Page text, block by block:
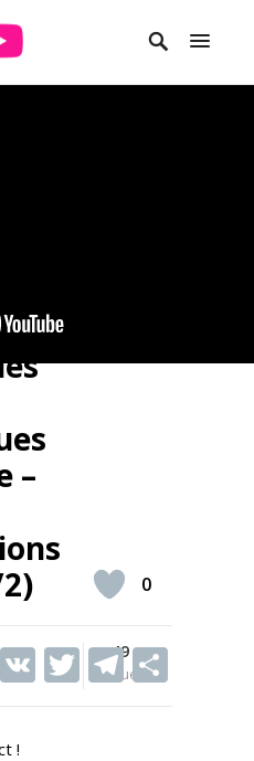
–
49
Vues
V T T
0
!